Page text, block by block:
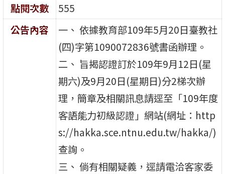
點閱次數
555
公告內容
一、 依據教育部109年5月20日臺教社
(四)字第1090072836號書函辦理。
二、 旨揭認證訂於109年9月12日(星
期六)及9月20日(星期日)分2梯次辦
理，簡章及相關訊息請逕至「109年度
客語能力初級認證」網站(網址：http
s://hakka.sce.ntnu.edu.tw/hakka/)
查詢。
三、 倘有相關疑義，逕請電洽客家委